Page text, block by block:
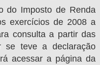
do Imposto de Renda
exercícios de 2008 a
consulta a partir das
teve a declaração
acessar a página da